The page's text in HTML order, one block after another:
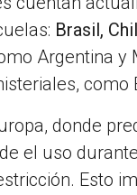
Brasil,
Argentina
como
donde
el uso
Esto